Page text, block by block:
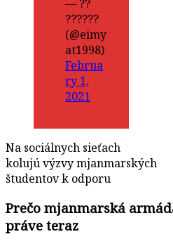
— ??
??????
(@eimy
at1998)
Februa
ry 1,
2021
Na sociálnych sieťach
kolujú výzvy mjanmarských
študentov k odporu
Prečo mjanmarská
práve teraz